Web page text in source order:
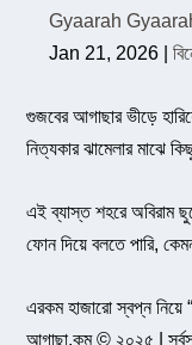
Gyaarah Gyaarah
Jan 21, 2026|
গুজবের আগাছার ভীড়ে
নিত্যকার ঝামেলার মাঝে
এই ব্যাস্ত শহরে অবিরাম
ফোন দিয়ে বলতে পারি,
এরকম হাজারো স্বপ্ন নিয়ে
আগাছা.কম © ২০২৫ |